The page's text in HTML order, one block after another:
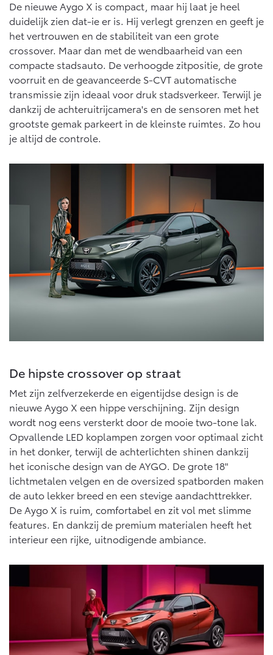
Toyota C-HR+
BATTERIJ-ELEKTRISCH
Vanaf € 37.995,-
RAV4
PLUG-IN HYBRIDE
Vanaf € 49.995,-
bZ4X
Vanaf € 39.995,- Vanaf € 48.995,-
Mirai
WATERSTOF-ELEKTRISCH
Vanaf € 76.695,-
Proace City (excl. BTW)
OOK ALS BATTERIJ-
Vanaf € 27.945,-
Proace (excl. BTW)
OOK ALS BATTERIJ-
ELEKTRISCH
Vanaf € 37.500,-
Proace Verso
BATTERIJ-ELEKTRISCH
Vanaf € 55.950,-
Proace Max (excl. BTW)
ELEKTRISCH
Hilux (excl. BTW)
OOK ALS BATTERIJ-
ELEKTRISCH
Connected
Connected Services
MyToyota login
MyToyota App
Abonnementen
Multimedia
Connected check
Navigatie updates
De nieuwe Aygo X is compact, maar hij laat je heel
duidelijk zien dat-ie er is. Hij verlegt grenzen en geeft je
het vertrouwen en de stabiliteit van een grote
crossover. Maar dan met de wendbaarheid van een
compacte stadsauto. De verhoogde zitpositie, de grote
voorruit en de geavanceerde S-CVT automatische
transmissie zijn ideaal voor druk stadsverkeer. Terwijl je
dankzij de achteruitrijcamera's en de sensoren met het
grootste gemak parkeert in de kleinste ruimtes. Zo hou
je altijd de controle.
De hipste crossover op straat
Met zijn zelfverzekerde en eigentijdse design is de
nieuwe Aygo X een hippe verschijning. Zijn design
wordt nog eens versterkt door de mooie two-tone lak.
Opvallende LED koplampen zorgen voor optimaal zicht
in het donker, terwijl de achterlichten shinen dankzij
het iconische design van de AYGO. De grote 18"
lichtmetalen velgen en de oversized spatborden maken
de auto lekker breed en een stevige aandachttrekker.
De Aygo X is ruim, comfortabel en zit vol met slimme
features. En dankzij de premium materialen heeft het
interieur een rijke, uitnodigende ambiance.